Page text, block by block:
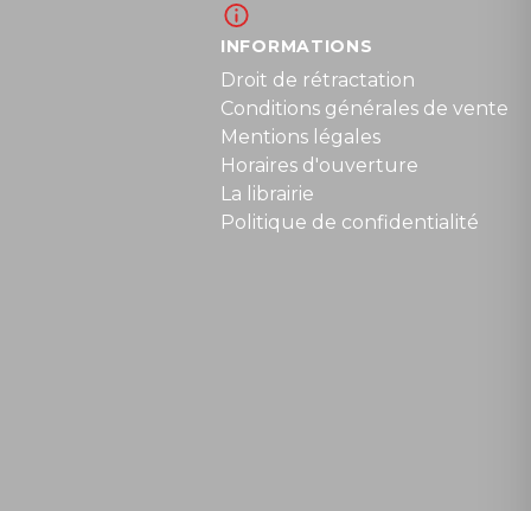
INFORMATIONS
Droit de rétractation
Conditions générales de vente
Mentions légales
Horaires d'ouverture
La librairie
Politique de confidentialité